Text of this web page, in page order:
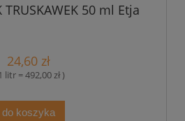
TRUSKAWEK 50 ml Etja
24,60 zł
litr = 492,00 zł )
do koszyka